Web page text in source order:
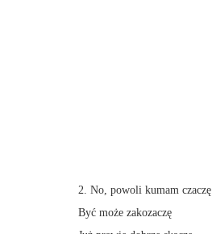
2. No, powoli kumam czaczę
Być może zakozaczę